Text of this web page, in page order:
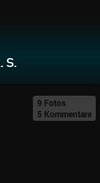
S.
9 Fotos
5 Kommentare